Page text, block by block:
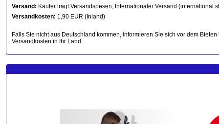
Versand: Käufer trägt Versandspesen, Internationaler Versand (international
Versandkosten: 1,90 EUR (Inland)
Falls Sie nicht aus Deutschland kommen, informieren Sie sich vor dem
Versandkosten in Ihr Land.